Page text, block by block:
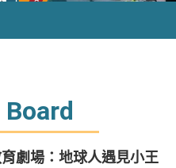
劇場：地球人遇見小王